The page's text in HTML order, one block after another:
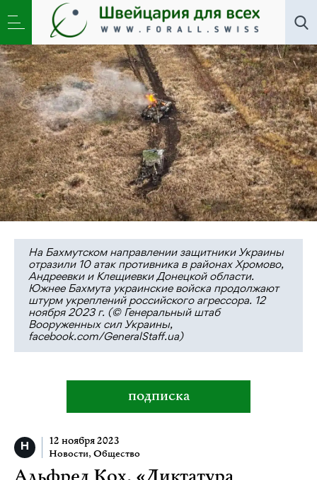
Новости, Общество»Альфред Кох. «Диктатура
меньшинств» и молчаливое большинство
На Бахмутском направлении защитники Украины
отразили 10 атак противника в районах Хромово,
Андреевки и Клещиевки Донецкой области.
Южнее Бахмута украинские войска продолжают
штурм укреплений российского агрессора. 12
ноября 2023 г. (© Генеральный штаб
Вооруженных сил Украины,
facebook.com/GeneralStaff.ua)
подписка
12 ноября 2023
Новости, Общество